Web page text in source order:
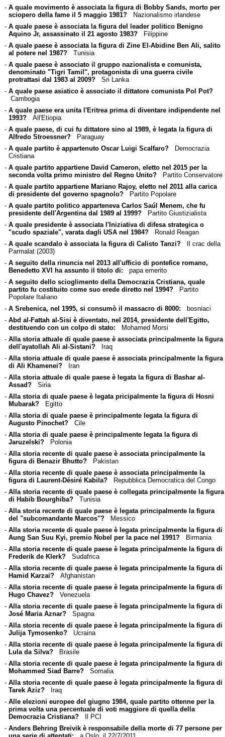
- A quale movimento è associata la figura di Bobby Sands, morto per
sciopero della fame il 5 maggio 1981?Nazionalismo irlandese
- A quale paese è associata la figura del leader politico Benigno
Aquino Jr, assassinato il 21 agosto 1983?Filippine
- A quale paese è associata la figura di Zine El-Abidine Ben Ali, salito
al potere nel 1987?Tunisia
- A quale paese è associato il gruppo nazionalista e comunista,
denominato "Tigri Tamil", protagonista di una guerra civile
protrattasi dal 1983 al 2009?Sri Lanka
- A quale paese asiatico è associato il dittatore comunista Pol Pot?
Cambogia
- A quale paese era unita l'Eritrea prima di diventare indipendente nel
1993?All'Etiopia
- A quale paese, di cui fu dittatore sino al 1989, è legata la figura di
Alfredo Stroessner?Paraguay
- A quale partito è appartenuto Oscar Luigi Scalfaro?Democrazia
Cristiana
- A quale partito appartiene David Cameron, eletto nel 2015 per la
seconda volta primo ministro del Regno Unito?Partito Conservatore
- A quale partito appartiene Mariano Rajoy, eletto nel 2011 alla carica
di presidente del governo spagnolo?Partito Popolare
- A quale partito politico apparteneva Carlos Saúl Menem, che fu
presidente dell'Argentina dal 1989 al 1999?Partito Giustizialista
- A quale presidente è associata l'Iniziativa di difesa strategica o
"scudo spaziale", varata dagli USA nel 1984?Ronald Reagan
- A quale scandalo è associata la figura di Calisto Tanzi?Il crac della
Parmalat (2003)
- A seguito della rinuncia nel 2013 all'ufficio di pontefice romano,
Benedetto XVI ha assunto il titolo di: papa emerito
- A seguito dello scioglimento della Democrazia Cristiana, quale
partito fu costituito come suo erede diretto nel 1994?Partito
Popolare Italiano
- A Srebenica, nel 1995, si consumò il massacro di 8000: bosniaci
- Abd al-Fattah al-Sisi è diventato, nel 2014, presidente dell'Egitto,
destituendo con un colpo di stato: Mohamed Morsi
- Alla storia attuale di quale paese è associata principalmente la figura
dell'ayatollah Ali al-Sistani?Iraq
- Alla storia attuale di quale paese è associata principalmente la figura
di Ali Khamenei?Iran
- Alla storia attuale di quale paese è legata la figura di Bashar al-
Assad?Siria
- Alla storia di quale paese è legata pricipalmente la figura di Hosni
Mubarak?Egitto
- Alla storia di quale paese è principalmente legata la figura di
Augusto Pinochet?Cile
- Alla storia di quale paese è principalmente legata la figura di
Jaruzelski?Polonia
- Alla storia recente di quale paese è associata principalmente la
figura di Benazir Bhutto?Pakistan
- Alla storia recente di quale paese è associata principalmente la
figura di Laurent-Désiré Kabila?Repubblica Democratica del Congo
- Alla storia recente di quale paese è collegata principalmente la figura
di Habib Bourghiba?Tunisia
- Alla storia recente di quale paese è legata principalmente la figura
del "subcomandante Marcos"?Messico
- Alla storia recente di quale paese è legata principalmente la figura di
Aung San Suu Kyi, premio Nobel per la pace nel 1991?Birmania
- Alla storia recente di quale paese è legata principalmente la figura di
Frederik de Klerk?Sudafrica
- Alla storia recente di quale paese è legata principalmente la figura di
Hamid Karzai?Afghanistan
- Alla storia recente di quale paese è legata principalmente la figura di
Hugo Chavez?Venezuela
- Alla storia recente di quale paese è legata principalmente la figura di
José Maria Aznar?Spagna
- Alla storia recente di quale paese è legata principalmente la figura di
Julija Tymosenko?Ucraina
- Alla storia recente di quale paese è legata principalmente la figura di
Lula da Silva?Brasile
- Alla storia recente di quale paese è legata principalmente la figura di
Mohammed Siad Barre?Somalia
- Alla storia recente di quale paese è legata principalmente la figura di
Tarek Aziz?Iraq
- Alle elezioni europee del giugno 1984, quale partito ottenne per la
prima volta una percentuale di voti maggiore di quella della
Democrazia Cristiana?Il PCI
- Anders Behring Breivik è responsabile della morte di 77 persone per